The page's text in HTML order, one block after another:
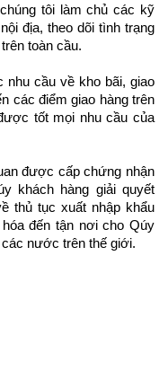
tôi làm chủ các kỹ
địa, theo dõi tình trạng
toàn cầu.
cầu về kho bãi, giao
các điểm giao hàng trên
tốt mọi nhu cầu của
được cấp chứng nhận
khách hàng giải quyết
thủ tục xuất nhập khẩu
đến tận nơi cho Qúy
nước trên thế giới.